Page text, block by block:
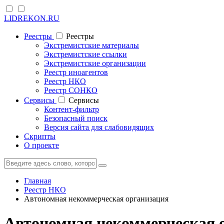
LIDREKON.RU
Реестры
Реестры
Экстремистские материалы
Экстремистские ссылки
Экстремистские организации
Реестр иноагентов
Реестр НКО
Реестр СОНКО
Cервисы
Cервисы
Контент-фильтр
Безопасный поиск
Версия сайта для слабовидящих
Скрипты
О проекте
Главная
Реестр НКО
Автономная некоммерческая организация